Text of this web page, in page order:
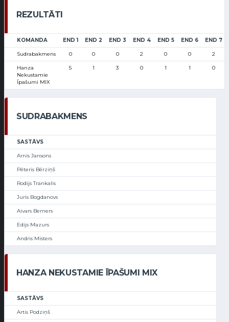
REZULTĀTI
KOMANDA END 1 END 2 END 3 END 4 END 5 END 6 END 7
Sudrabakmens 0 0 0 2 0 0 2
Hanza
Nekustamie
Īpašumi MIX
5 1 3 0 1 1 0
SUDRABAKMENS
SASTĀVS
Arnis Jansons
Pēteris Bērziņš
Rodijs Trankalis
Juris Bogdanovs
Aivars Berners
Edijs Mazurs
Andris Misters
HANZA NEKUSTAMIE ĪPAŠUMI MIX
SASTĀVS
Artis Podziņš